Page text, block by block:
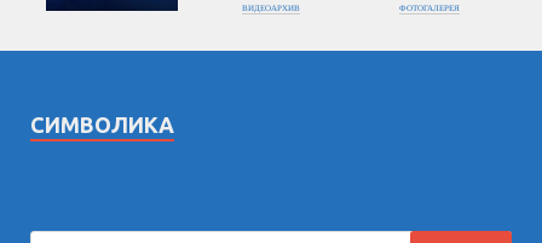
ВИДЕОАРХИВ ФОТОГАЛЕРЕЯ
СИМВОЛИКА